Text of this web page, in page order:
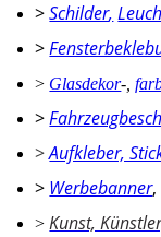
>Schilder,
>
> Glasdekor- ,
>
>Aufkleber,
> Werbebanner,
> Kunst,